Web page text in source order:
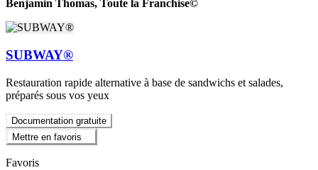
Benjamin Thomas, Toute la Franchise©
SUBWAY®
Restauration rapide alternative à base de sandwichs et salades,
préparés sous vos yeux
Documentation gratuite
Mettre en favoris
Favoris